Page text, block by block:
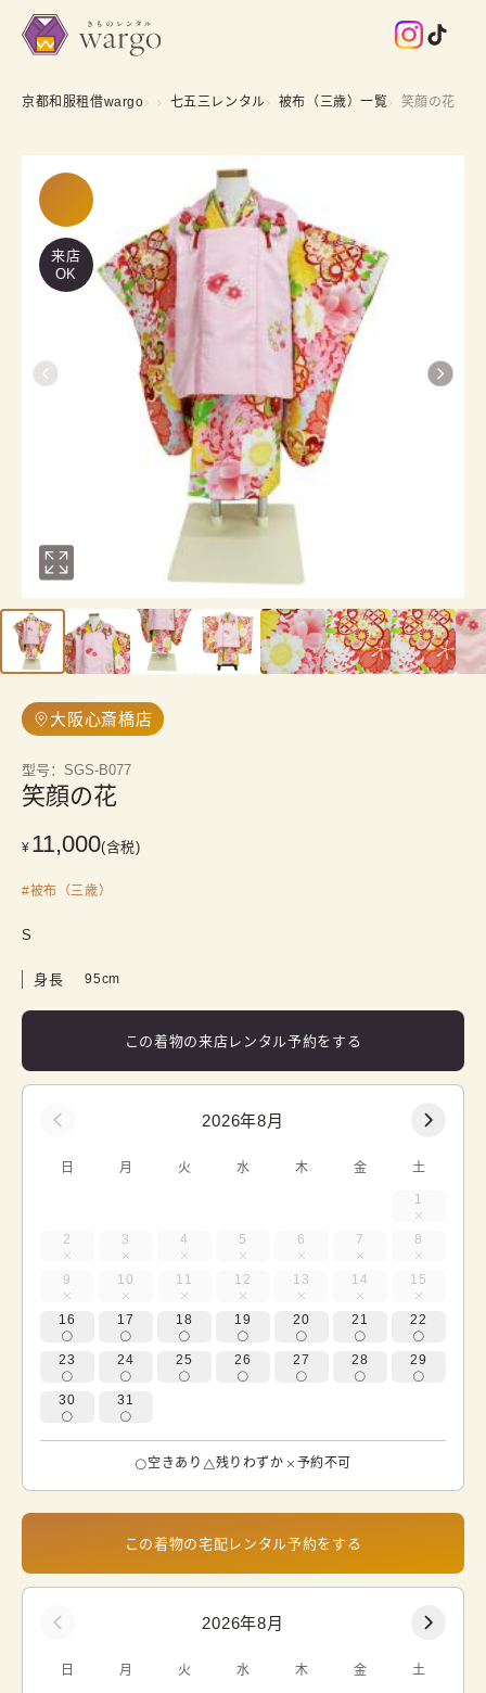
京都和服租借wargo 七五三レンタル 被布（三歳）一覧 笑顔の花
来店
OK
大阪心斎橋店
型号 ： SGS-B077
笑顔の花
¥ 11,000(含税)
#被布（三歳）
S
身長 95cm
この着物の来店レンタル予約をする
2026年8月
日 月 火 水 木 金 土
1
2 3 4 5 6 7 8
9 10 11 12 13 14 15
16 17 18 19 20 21 22
23 24 25 26 27 28 29
30 31
空きあり 残りわずか 予約不可
この着物の宅配レンタル予約をする
2026年8月
日 月 火 水 木 金 土